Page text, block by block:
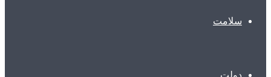
سلامت
دولت